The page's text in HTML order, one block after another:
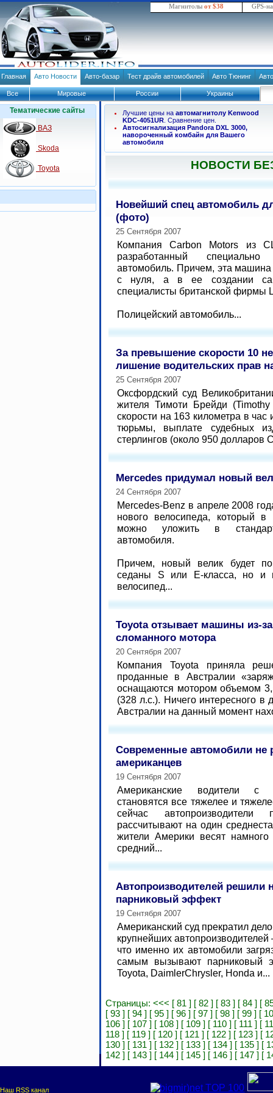
Магнитолы от $38 GPS-
Главная Авто Новости Авто-базар Тест драйв автомобилей Авто Тюнинг
Все Мировые России Украины
Тематические сайты
ВАЗ
Skoda
Toyota
Лучшие цены на автомагнитолу Kenwood
KDC-4051UR . Сравнение цен.
Автосигнализация Pandora DXL 3000,
навороченный комбайн для Вашего
автомобиля
НОВОСТИ
Новейший спец автомобиль
(фото)
25 Сентября 2007
Компания Carbon Motors из
разработанный
автомобиль. Причем, эта машина
с нуля, а в ее создании
специалисты британской фирмы
Полицейский автомобиль...
За превышение скорости 10
лишение водительских прав
25 Сентября 2007
Оксфордский суд
жителя Тимоти Брейди
скорости на 163 километра в час
тюрьмы, выплате судебных
стерлингов (около 950 долларов
Mercedes придумал новый
24 Сентября 2007
Mercedes-Benz в апреле 2008
нового велосипеда, который
можно уложить в
автомобиля.
Причем, новый велик будет
седаны S или Е-класса, но и
велосипед...
Toyota отзывает машины из-
сломанного мотора
20 Сентября 2007
Компания Toyota приняла
проданные в Австралии
оснащаются мотором объемом
(328 л.с.). Ничего интересного
Австралии на данный момент
Современные автомобили не
американцев
19 Сентября 2007
Американские водители с
становятся все тяжелее и
сейчас
рассчитывают на один
жители Америки весят
средний...
Автопроизводителей решили
парниковый эффект
19 Сентября 2007
Американский суд прекратил
крупнейших
что именно их автомобили
самым вызывают парниковый
Toyota, DaimlerChrysler, Honda и...
Страницы: <<< [ 81 ] [ 82 ] [ 83 ] [ 84 ] [
[ 93 ] [ 94 ] [ 95 ] [ 96 ] [ 97 ] [ 98 ] [ 99 ] [
106 ] [ 107 ] [ 108 ] [ 109 ] [ 110 ] [ 111 ] [
118 ] [ 119 ] [ 120 ] [ 121 ] [ 122 ] [ 123 ] [
130 ] [ 131 ] [ 132 ] [ 133 ] [ 134 ] [ 135 ] [
142 ] [ 143 ] [ 144 ] [ 145 ] [ 146 ] [ 147 ] [
Наш RSS канал